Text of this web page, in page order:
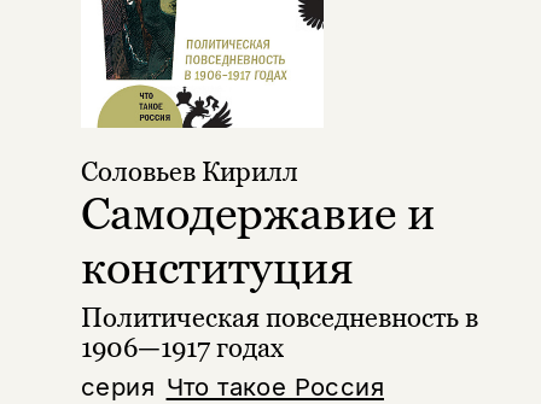
серия Что такое Россия
Соловьев Кирилл
Самодержавие и
конституция
Политическая повседневность в
1906—1917 годах